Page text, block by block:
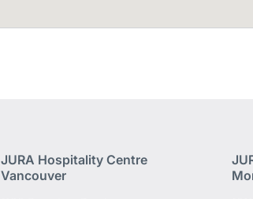
JURA Hospitality Centre
Vancouver